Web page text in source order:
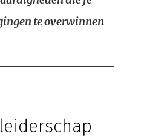
te overwinnen